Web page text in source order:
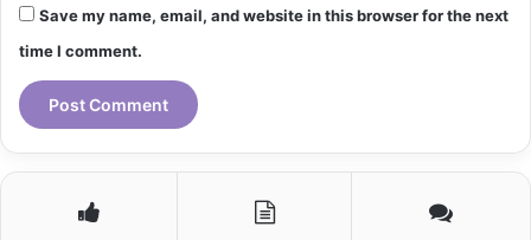
Save my name, email, and website in this browser for the next
time I comment.